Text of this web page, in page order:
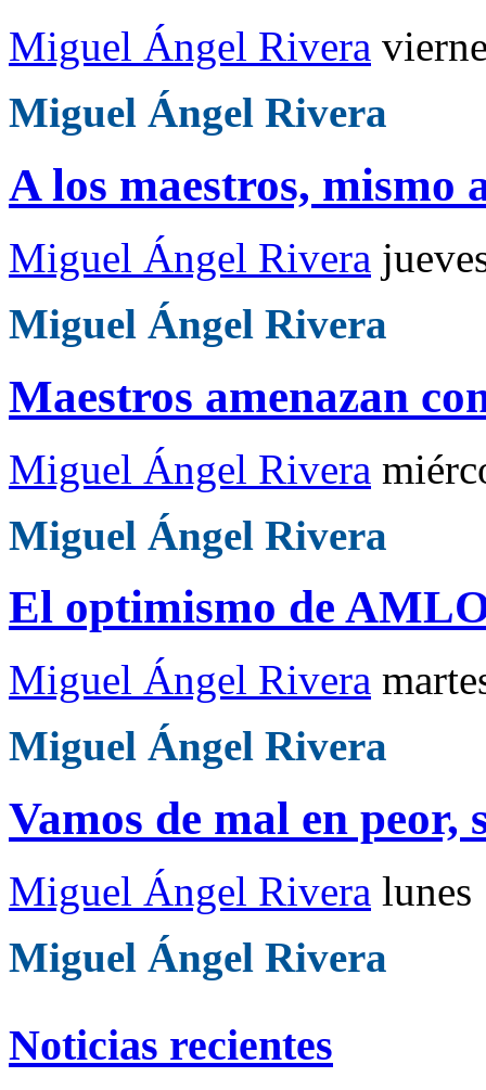
Miguel Ángel Rivera
Miguel Ángel Rivera
A los maestros, mismo
Miguel Ángel Rivera
Miguel Ángel Rivera
Maestros amenazan
Miguel Ángel Rivera
Miguel Ángel Rivera
El optimismo de
Miguel Ángel Rivera
Miguel Ángel Rivera
Vamos de mal en peor,
Miguel Ángel Rivera
Miguel Ángel Rivera
Noticias recientes